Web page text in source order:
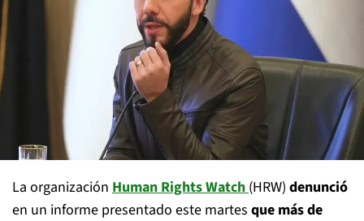
La organización Human Rights Watch (HRW) denunció
en un informe presentado este martes que más de